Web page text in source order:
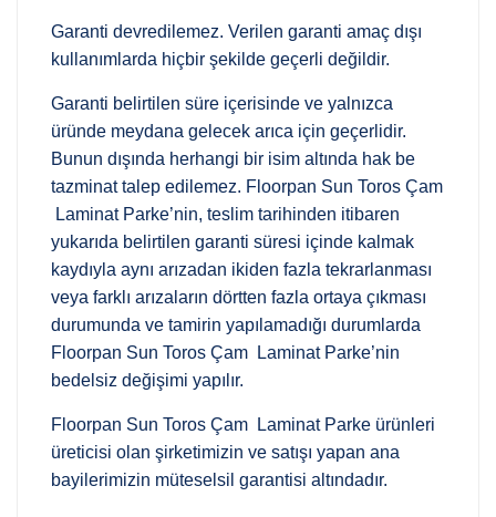
Garanti devredilemez. Verilen garanti amaç dışı
kullanımlarda hiçbir şekilde geçerli değildir.
Garanti belirtilen süre içerisinde ve yalnızca
üründe meydana gelecek arıca için geçerlidir.
Bunun dışında herhangi bir isim altında hak be
tazminat talep edilemez. Floorpan Sun Toros Çam
Laminat Parke’nin, teslim tarihinden itibaren
yukarıda belirtilen garanti süresi içinde kalmak
kaydıyla aynı arızadan ikiden fazla tekrarlanması
veya farklı arızaların dörtten fazla ortaya çıkması
durumunda ve tamirin yapılamadığı durumlarda
Floorpan Sun Toros Çam Laminat Parke’nin
bedelsiz değişimi yapılır.
Floorpan Sun Toros Çam Laminat Parke ürünleri
üreticisi olan şirketimizin ve satışı yapan ana
bayilerimizin müteselsil garantisi altındadır.